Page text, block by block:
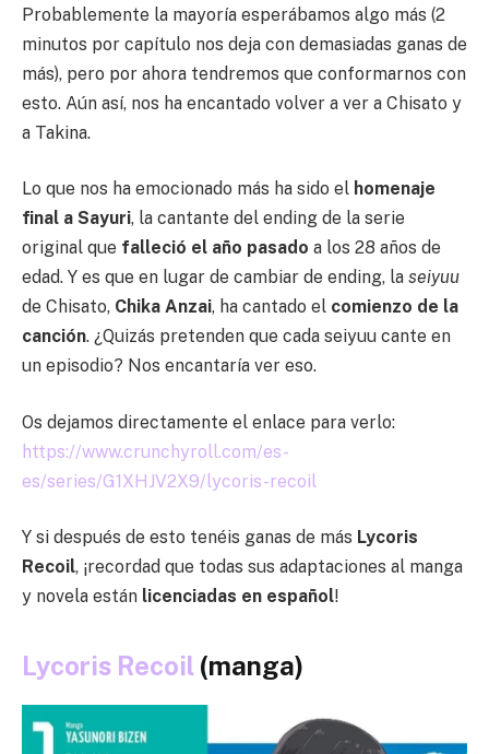
Probablemente la mayoría esperábamos algo más (2
minutos por capítulo nos deja con demasiadas ganas de
más), pero por ahora tendremos que conformarnos con
esto. Aún así, nos ha encantado volver a ver a Chisato y
a Takina.
Lo que nos ha emocionado más ha sido el homenaje
final a Sayuri, la cantante del ending de la serie
original que falleció el año pasado a los 28 años de
edad. Y es que en lugar de cambiar de ending, la seiyuu
de Chisato, Chika Anzai, ha cantado el comienzo de la
canción. ¿Quizás pretenden que cada seiyuu cante en
un episodio? Nos encantaría ver eso.
Os dejamos directamente el enlace para verlo:
https://www.crunchyroll.com/es-
es/series/G1XHJV2X9/lycoris-recoil
Y si después de esto tenéis ganas de más Lycoris
Recoil, ¡recordad que todas sus adaptaciones al manga
y novela están licenciadas en español!
Lycoris Recoil (manga)